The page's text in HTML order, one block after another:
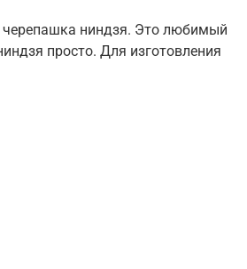
ниндзя. Это любимый
просто. Для изготовления